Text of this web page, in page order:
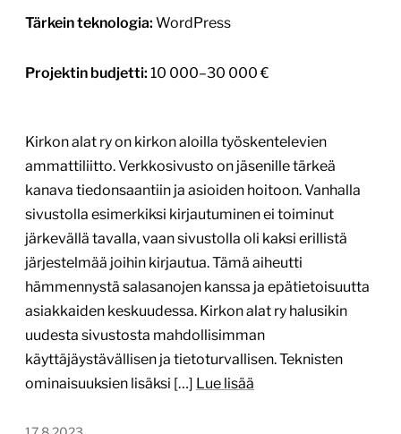
Tärkein teknologia: WordPress
Projektin budjetti: 10 000–30 000 €
Kirkon alat ry on kirkon aloilla työskentelevien
ammattiliitto. Verkkosivusto on jäsenille tärkeä
kanava tiedonsaantiin ja asioiden hoitoon. Vanhalla
sivustolla esimerkiksi kirjautuminen ei toiminut
järkevällä tavalla, vaan sivustolla oli kaksi erillistä
järjestelmää joihin kirjautua. Tämä aiheutti
hämmennystä salasanojen kanssa ja epätietoisuutta
asiakkaiden keskuudessa. Kirkon alat ry halusikin
uudesta sivustosta mahdollisimman
käyttäjäystävällisen ja tietoturvallisen. Teknisten
ominaisuuksien lisäksi […] Lue lisää